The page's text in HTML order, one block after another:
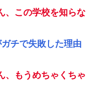
、この学校を知らな
チで失敗した理由
、もうめちゃくちゃ